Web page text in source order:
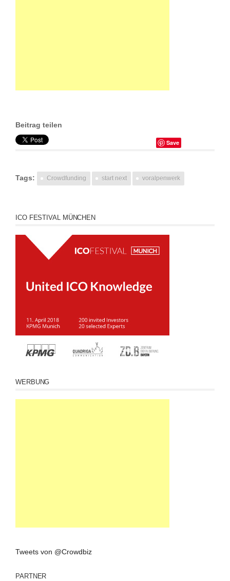
Beitrag teilen
Save
Tags: Crowdfunding start next voralpenwerk
ICO FESTIVAL MÜNCHEN
WERBUNG
Tweets von @Crowdbiz
PARTNER